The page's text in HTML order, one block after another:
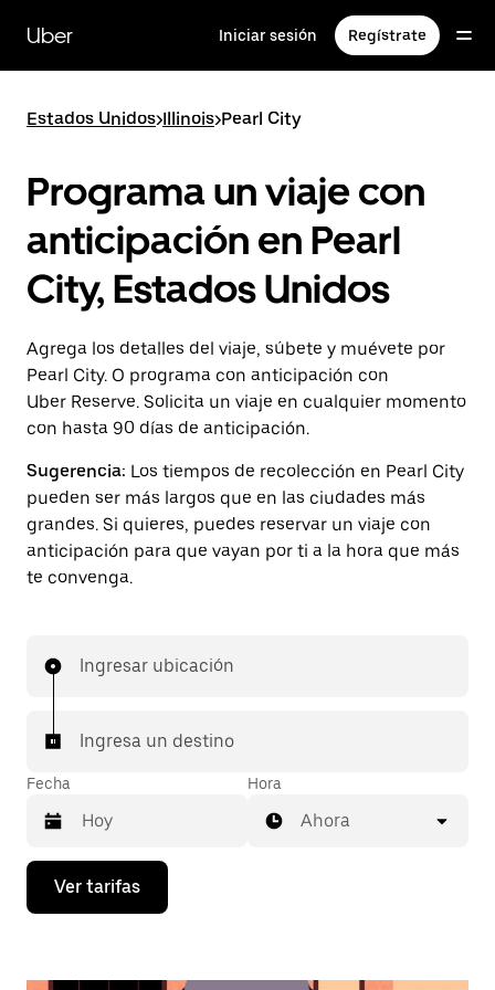
contenido
principal
Uber Iniciar sesión Regístrate
Estados Unidos>Illinois>Pearl City
Programa un viaje con
anticipación en Pearl
City, Estados Unidos
Agrega los detalles del viaje, súbete y muévete por
Pearl City. O programa con anticipación con
Uber Reserve. Solicita un viaje en cualquier momento
con hasta 90 días de anticipación.
Sugerencia: Los tiempos de recolección en Pearl City
pueden ser más largos que en las ciudades más
grandes. Si quieres, puedes reservar un viaje con
anticipación para que vayan por ti a la hora que más
te convenga.
Ingresar ubicación
Ingresa un destino
Fecha
Presiona
flecha
Hora
Ahora
Ver tarifas